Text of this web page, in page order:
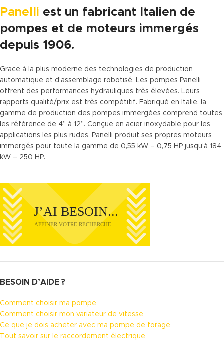
BESOIN D’AIDE ?
Comment choisir ma pompe
Comment choisir mon variateur de vitesse
Ce que je dois acheter avec ma pompe de forage
Tout savoir sur le raccordement électrique
Panelli est un fabricant Italien de
pompes et de moteurs immergés
depuis 1906.
Grace à la plus moderne des technologies de production
automatique et d’assemblage robotisé. Les pompes Panelli
offrent des performances hydrauliques très élevées. Leurs
rapports qualité/prix est très compétitif. Fabriqué en Italie, la
gamme de production des pompes immergées comprend toutes
les référence de 4” à 12”. Conçue en acier inoxydable pour les
applications les plus rudes. Panelli produit ses propres moteurs
immergés pour toute la gamme de 0,55 kW – 0,75 HP jusqu’à 184
kW – 250 HP.